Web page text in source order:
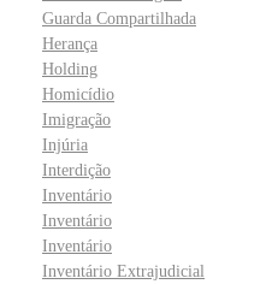
Guarda Compartilhada
Herança
Holding
Homicídio
Imigração
Injúria
Interdição
Inventário
Inventário
Inventário
Inventário Extrajudicial